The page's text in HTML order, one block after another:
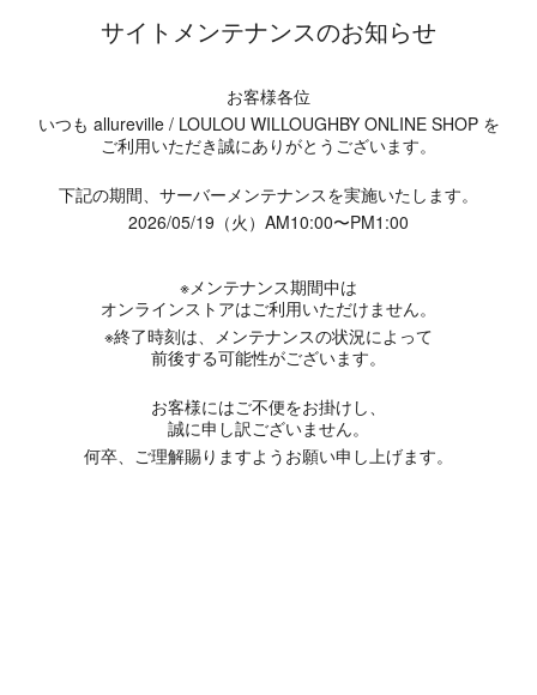
サイトメンテナンスのお知らせ
お客様各位
いつも allureville / LOULOU WILLOUGHBY ONLINE SHOP を
ご利用いただき誠にありがとうございます。
下記の期間、サーバーメンテナンスを実施いたします。
2026/05/19（火）AM10:00〜PM1:00
※メンテナンス期間中は
オンラインストアはご利用いただけません。
※終了時刻は、メンテナンスの状況によって
前後する可能性がございます。
お客様にはご不便をお掛けし、
誠に申し訳ございません。
何卒、ご理解賜りますようお願い申し上げます。